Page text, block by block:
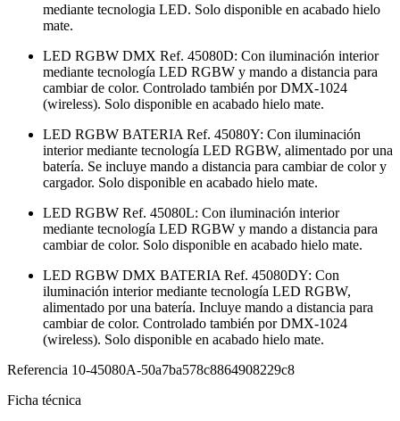
mediante tecnologia LED. Solo disponible en acabado hielo
mate.
LED RGBW DMX Ref. 45080D: Con iluminación interior
mediante tecnología LED RGBW y mando a distancia para
cambiar de color. Controlado también por DMX-1024
(wireless). Solo disponible en acabado hielo mate.
LED RGBW BATERIA Ref. 45080Y: Con iluminación
interior mediante tecnología LED RGBW, alimentado por una
batería. Se incluye mando a distancia para cambiar de color y
cargador. Solo disponible en acabado hielo mate.
LED RGBW Ref. 45080L: Con iluminación interior
mediante tecnología LED RGBW y mando a distancia para
cambiar de color. Solo disponible en acabado hielo mate.
LED RGBW DMX BATERIA Ref. 45080DY: Con
iluminación interior mediante tecnología LED RGBW,
alimentado por una batería. Incluye mando a distancia para
cambiar de color. Controlado también por DMX-1024
(wireless). Solo disponible en acabado hielo mate.
Referencia 10-45080A-50a7ba578c8864908229c8
Ficha técnica